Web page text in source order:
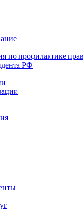
по профилактике
РФ